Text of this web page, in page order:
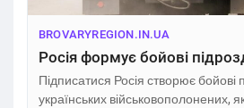
BROVARYREGION.IN.UA
Підписатися Росія створює бойові
українських військовополонених,